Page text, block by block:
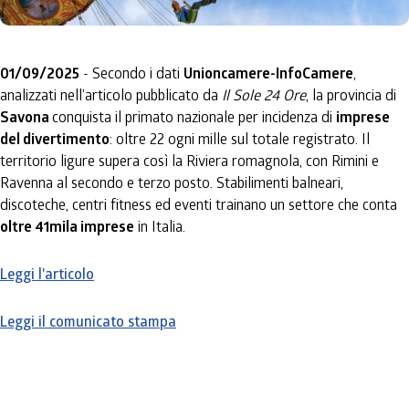
01/09/2025 - Secondo i dati Unioncamere-InfoCamere
analizzati nell’articolo pubblicato da Il Sole 24 Ore, la provincia di
Savonaconquista il primato nazionale per incidenza di imprese
del divertimento: oltre 22 ogni mille sul totale registrato. Il
territorio ligure supera così la Riviera romagnola, con Rimini e
Ravenna al secondo e terzo posto. Stabilimenti balneari,
discoteche, centri fitness ed eventi trainano un settore che conta
oltre 41mila imprese in Italia.
Leggi l'articolo
Leggi il comunicato stampa